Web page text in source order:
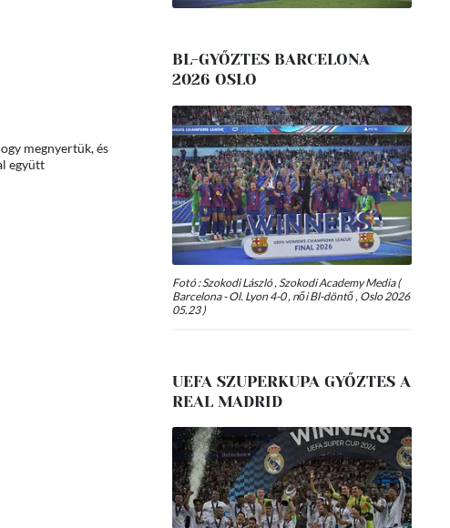
megnyertük, és
együtt
BL-GYŐZTES BARCELONA
2026 OSLO
Fotó : Szokodi László , Szokodi Academy Media (
Barcelona - Ol. Lyon 4-0 , női Bl-döntő , Oslo 2026
05.23 )
UEFA SZUPERKUPA GYŐZTES A
REAL MADRID